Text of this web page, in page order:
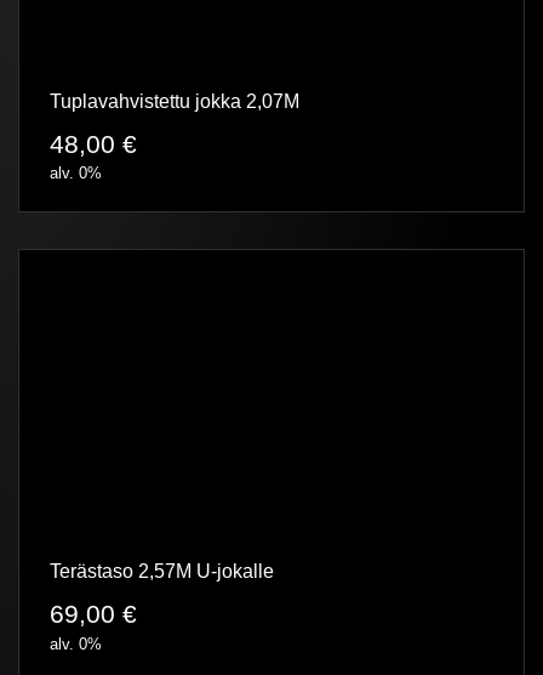
Tuplavahvistettu jokka 2,07M
48,00 €
alv. 0%
Terästaso 2,57M U-jokalle
69,00 €
alv. 0%